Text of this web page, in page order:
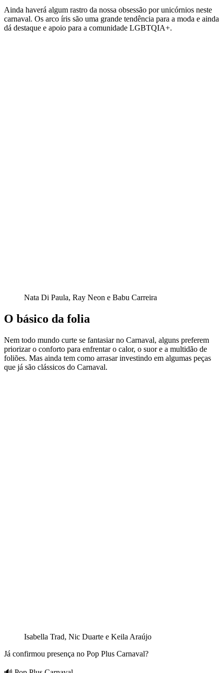
Ainda haverá algum rastro da nossa obsessão por unicórnios neste
carnaval. Os arco íris são uma grande tendência para a moda e ainda
dá destaque e apoio para a comunidade LGBTQIA+.
Nata Di Paula, Ray Neon e Babu Carreira
O básico da folia
Nem todo mundo curte se fantasiar no Carnaval, alguns preferem
priorizar o conforto para enfrentar o calor, o suor e a multidão de
foliões. Mas ainda tem como arrasar investindo em algumas peças
que já são clássicos do Carnaval.
Isabella Trad, Nic Duarte e Keila Araújo
Já confirmou presença no Pop Plus Carnaval?